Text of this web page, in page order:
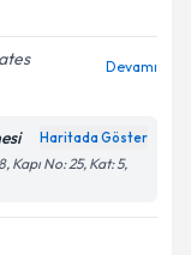
Devamı
Haritada Göster
No: 25, Kat: 5,